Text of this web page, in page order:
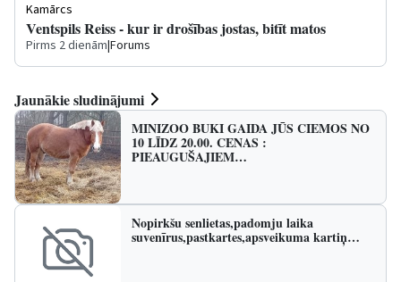
Kamārcs
Ventspils Reiss - kur ir drošības jostas, bitīt matos
Pirms 2 dienām|Forums
Jaunākie sludinājumi
MINIZOO BUKI GAIDA JŪS CIEMOS NO
10 LĪDZ 20.00. CENAS :
PIEAUGUŠAJIEM…
Nopirkšu senlietas,padomju laika
suvenīrus,pastkartes,apsveikuma kartiņ…